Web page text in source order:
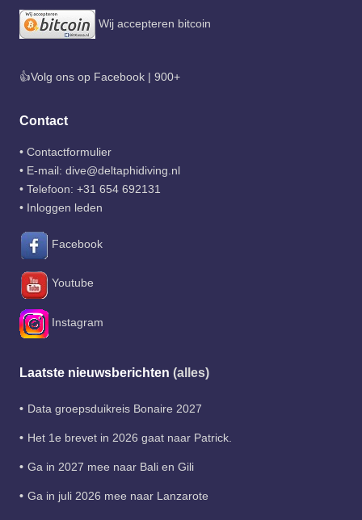
Wij accepteren bitcoin
👍Volg ons op Facebook | 900+
Contact
• Contactformulier
• E-mail: dive@deltaphidiving.nl
• Telefoon: +31 654 692131
• Inloggen leden
Facebook
Youtube
Instagram
Laatste nieuwsberichten (alles)
Data groepsduikreis Bonaire 2027
Het 1e brevet in 2026 gaat naar Patrick.
Ga in 2027 mee naar Bali en Gili
Ga in juli 2026 mee naar Lanzarote